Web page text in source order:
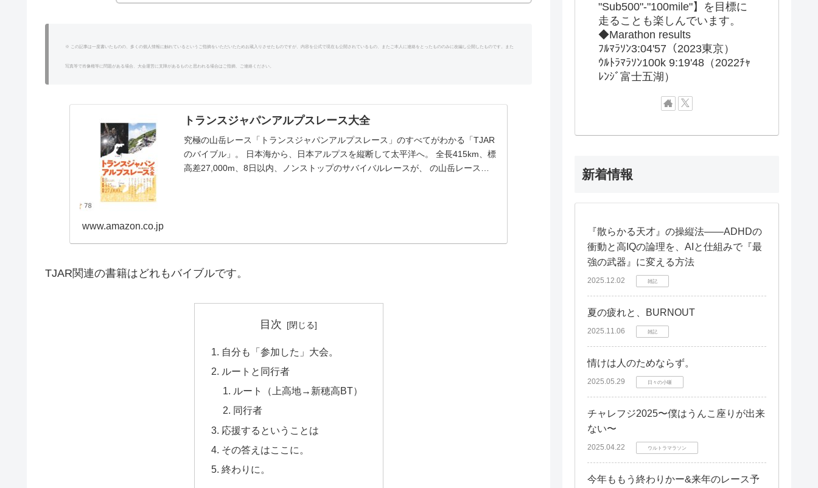
※ この記事は一度書いたものの、多くの個人情報に触れているというご指摘をいただいたためお蔵入りさせたものですが、内容を公式で現在も公開されているもの、またご本人に連絡をとったもののみに改編し公開したものです。また
写真等で肖像権等に問題がある場合、大会運営に支障があるものと思われる場合はご指摘、ご連絡ください。
トランスジャパンアルプスレース大全
究極の山岳レース「トランスジャパンアルプスレース」のすべてがわかる「TJAR
のバイブル」。 日本海から、日本アルプスを縦断して太平洋へ。 全長415km、標
高差27,000m、8日以内、ノンストップのサバイバルレースが、 の山岳レース
www.amazon.co.jp
TJAR関連の書籍はどれもバイブルです。
目次
自分も「参加した」大会。
ルートと同行者
ルート（上高地→新穂高BT）
同行者
応援するということは
その答えはここに。
終わりに。
"Sub500"-"100mile"】を目標に
走ることも楽しんでいます。
◆Marathon results
ﾌﾙﾏﾗｿﾝ3:04'57（2023東京）
ｳﾙﾄﾗﾏﾗｿﾝ100k 9:19'48（2022ﾁｬ
ﾚﾝｼﾞ富士五湖）
新着情報
『散らかる天才』の操縦法——ADHDの
衝動と高IQの論理を、AIと仕組みで『最
強の武器』に変える方法
2025.12.02 雑記
夏の疲れと、BURNOUT
2025.11.06 雑記
情けは人のためならず。
2025.05.29 日々の小噺
チャレフジ2025〜僕はうんこ座りが出来
ない〜
2025.04.22 ウルトラマラソン
今年ももう終わりかー&来年のレース予